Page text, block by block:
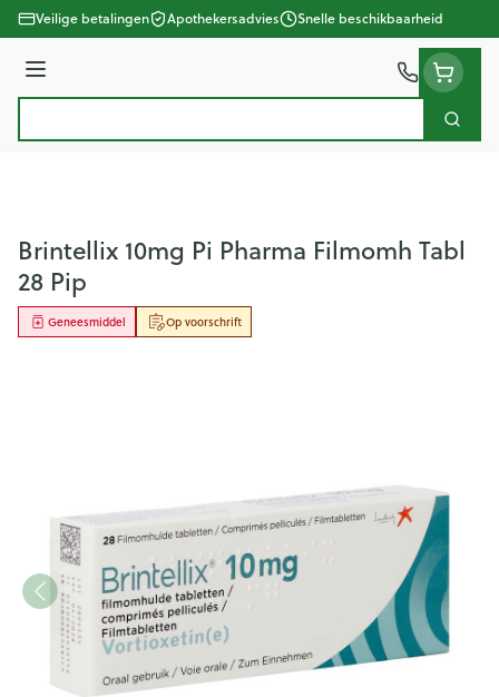
Ga naar de inhoud
Veilige betalingen Apothekersadvies Snelle beschikbaarheid
Menu
Zoek
Brintellix 10mg Pi Pharma Filmomh Tabl
28 Pip
Op voorschrift
Geneesmiddel